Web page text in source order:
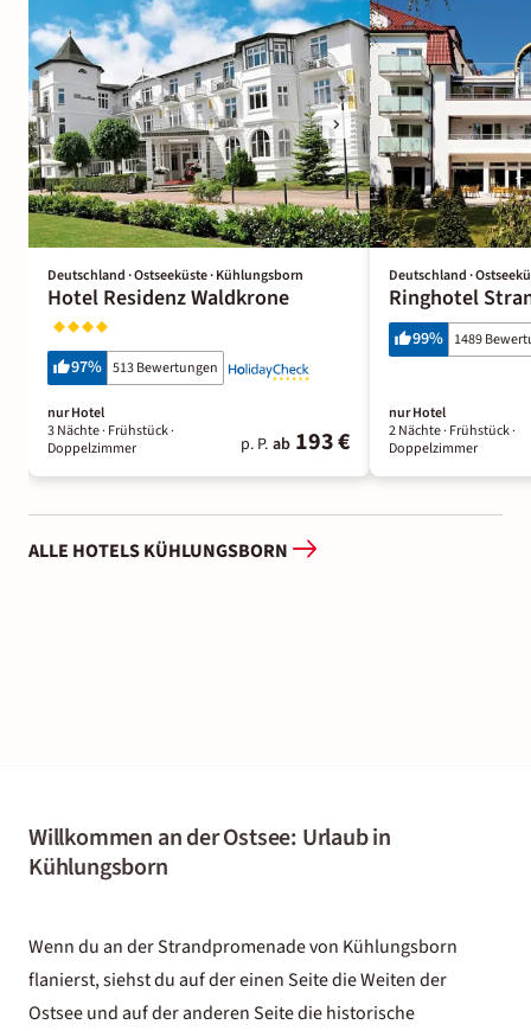
Deutschland · Ostseeküste · Kühlungsborn
Hotel Residenz Waldkrone
97% 513 Bewertungen
nur Hotel
3 Nächte· Frühstück·
Doppelzimmer
p. P. ab 193 €
Deutschland ·
Ringhotel
99% 1489
nur Hotel
2 Nächte· Frühstück·
Doppelzimmer
ALLE HOTELS KÜHLUNGSBORN
Willkommen an der Ostsee: Urlaub in
Kühlungsborn
Wenn du an der Strandpromenade von Kühlungsborn
flanierst,siehstdu auf der einen Seite die Weiten der
Ostsee und auf der anderen Seite die historische